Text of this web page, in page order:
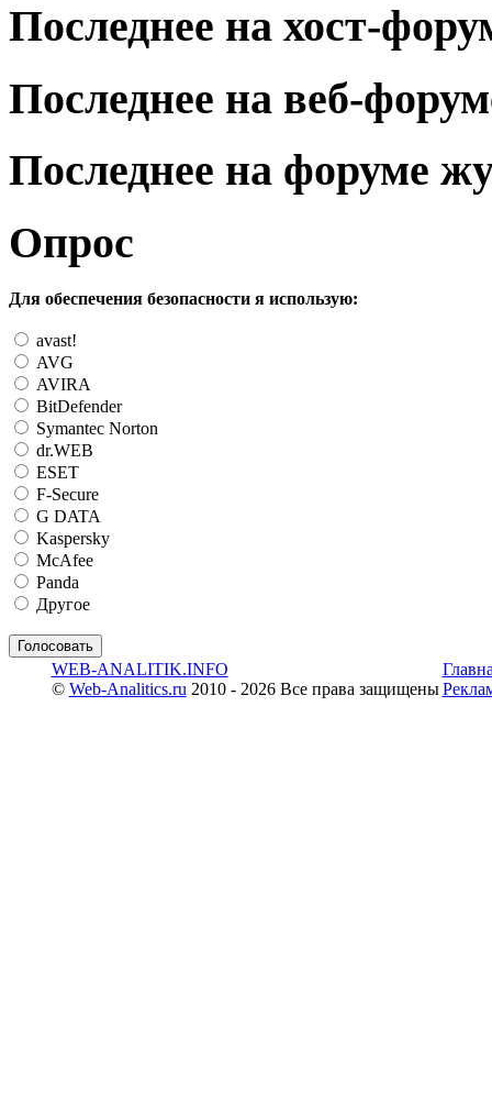
Последнее на хост-
Последнее на веб-
Последнее на форуме
Опрос
Для обеспечения безопасности я использую:
avast!
AVG
AVIRA
BitDefender
Symantec Norton
dr.WEB
ESET
F-Secure
G DATA
Kaspersky
McAfee
Panda
Другое
WEB-ANALITIK.INFO
© Web-Analitics.ru 2010 - 2026 Все права защищены